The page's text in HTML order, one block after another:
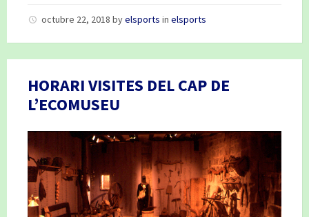
octubre 22, 2018 byelsports in elsports
HORARI VISITES DEL CAP DE
L’ECOMUSEU